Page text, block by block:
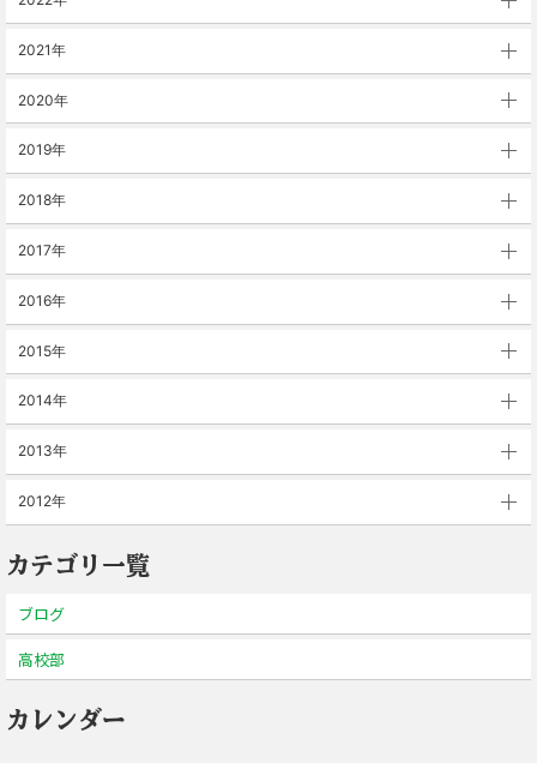
2021年
2020年
2019年
2018年
2017年
2016年
2015年
2014年
2013年
2012年
カテゴリ一覧
ブログ
高校部
カレンダー